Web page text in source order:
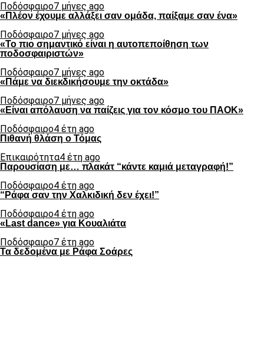
Ποδόσφαιρο7 μήνες ago
«Πλέον έχουμε αλλάξει σαν ομάδα, παίξαμε σαν ένα»
Ποδόσφαιρο7 μήνες ago
«Το πιο σημαντικό είναι η αυτοπεποίθηση των
ποδοσφαιριστών»
Ποδόσφαιρο7 μήνες ago
«Πάμε να διεκδικήσουμε την οκτάδα»
Ποδόσφαιρο7 μήνες ago
«Είναι απόλαυση να παίζεις για τον κόσμο του ΠΑΟΚ»
Ποδόσφαιρο4 έτη ago
Πιθανή θλάση ο Τόμας
Επικαιρότητα4 έτη ago
Παρουσίαση με… πλακάτ “κάντε καμιά μεταγραφή!”
Ποδόσφαιρο4 έτη ago
“Ράφα σαν την Χαλκιδική δεν έχει!”
Ποδόσφαιρο4 έτη ago
«Last dance» για Κουαλιάτα
Ποδόσφαιρο7 έτη ago
Τα δεδομένα με Ράφα Σοάρες